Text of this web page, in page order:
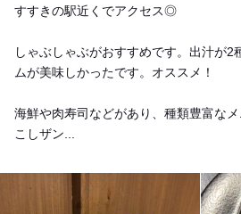
すすきの駅近くでアクセス◎
しゃぶしゃぶがおすすめです。出汁が2
ムが美味しかったです。オススメ！
海鮮や肉寿司などがあり、種類豊富な
こしザン...